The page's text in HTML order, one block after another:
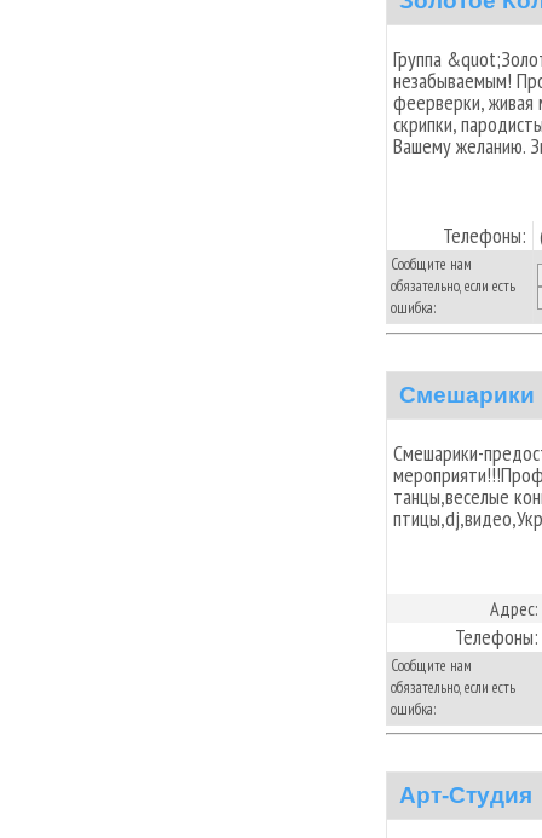
Группа
незабываемым!
феерверки, живая
скрипки,
Вашему желанию.
Телефоны:
Сообщите нам
обязательно, если есть
ошибка:
Смешарики
Смешарики-
танцы,веселые
Адрес:
Телефоны:
Сообщите нам
обязательно, если есть
ошибка:
Арт-Студия